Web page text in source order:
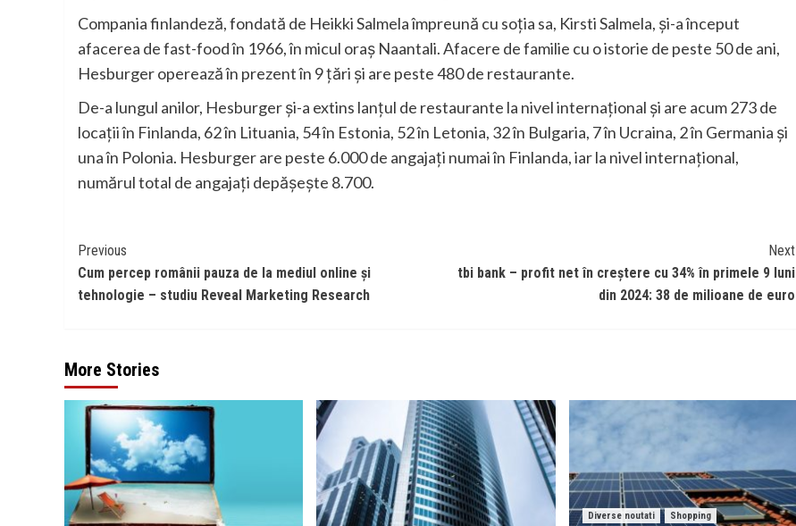
Compania finlandeză, fondată de Heikki Salmela împreună cu soția sa, Kirsti Salmela, și-a început
afacerea de fast-food în 1966, în micul oraș Naantali. Afacere de familie cu o istorie de peste 50 de ani,
Hesburger operează în prezent în 9 țări și are peste 480 de restaurante.
De-a lungul anilor, Hesburger și-a extins lanțul de restaurante la nivel internațional și are acum 273 de
locații în Finlanda, 62 în Lituania, 54 în Estonia, 52 în Letonia, 32 în Bulgaria, 7 în Ucraina, 2 în Germania și
una în Polonia. Hesburger are peste 6.000 de angajați numai în Finlanda, iar la nivel internațional,
numărul total de angajați depășește 8.700.
Continue
Reading
Previous
Cum percep românii pauza de la mediul online și
tehnologie – studiu Reveal Marketing Research
Next
tbi bank – profit net în creștere cu 34% în primele 9 luni
din 2024: 38 de milioane de euro
More Stories
Diverse noutati
Shopping